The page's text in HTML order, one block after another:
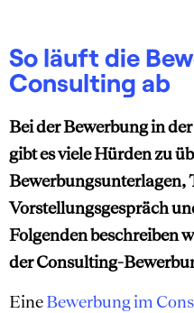
So läuft die
Consulting ab
Bei der Bewerbung in
gibt es viele Hürden zu
Bewerbungsunterlagen,
Vorstellungsgespräch
Folgenden beschreiben
der Consulting-
EineBewerbung im